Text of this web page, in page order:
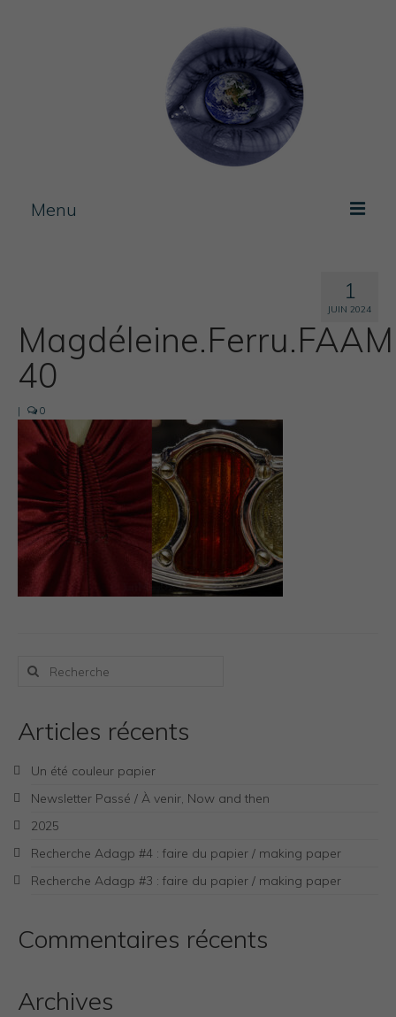
Menu
Journal
Blog
Photos Inspiration / Voyages
Boutique
Bio.FR
Bio.EN
Contact
1
JUIN 2024
40
| 0
Rechercher
Articles récents
Un été couleur papier
Newsletter Passé / À venir, Now and then
2025
Recherche Adagp #4 : faire du papier / making paper
Recherche Adagp #3 : faire du papier / making paper
Commentaires récents
Archives